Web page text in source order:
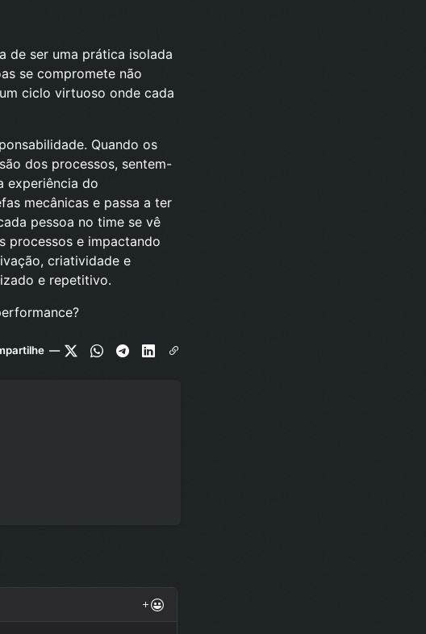
de ser uma prática isolada
se compromete não
ciclo virtuoso onde cada
Quando os
dos processos, sentem-
experiência do
mecânicas e passa a ter
pessoa no time se vê
processos e impactando
criatividade e
e repetitivo.
—